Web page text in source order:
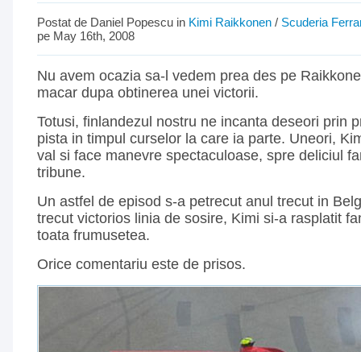
Postat de Daniel Popescu in Kimi Raikkonen / Scuderia
pe May 16th, 2008
Nu avem ocazia sa-l vedem prea des pe
macar dupa obtinerea unei victorii.
Totusi, finlandezul nostru ne incanta deseori prin
pista in timpul curselor la care ia parte. Uneori,
val si face manevre spectaculoase, spre deliciul
tribune.
Un astfel de episod s-a petrecut anul trecut in
trecut victorios linia de sosire, Kimi si-a rasplatit
toata frumusetea.
Orice comentariu este de prisos.